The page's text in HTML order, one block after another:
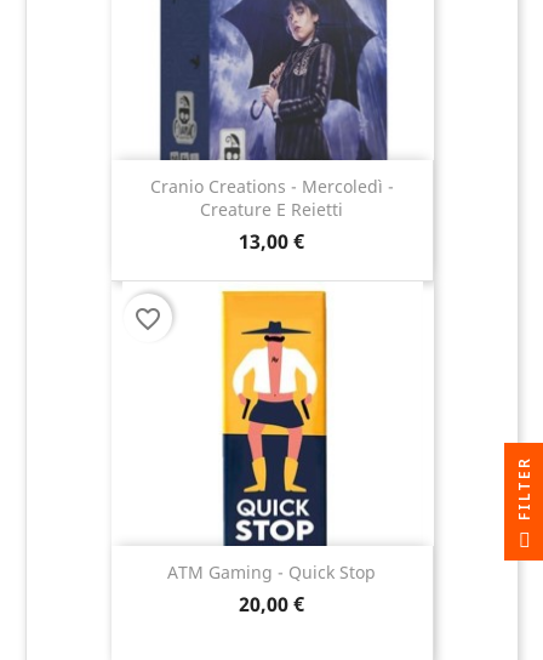
Cranio Creations - Mercoledì -
Creature E Reietti
13,00 €
ATM Gaming - Quick Stop
20,00 €
favorite_border
R